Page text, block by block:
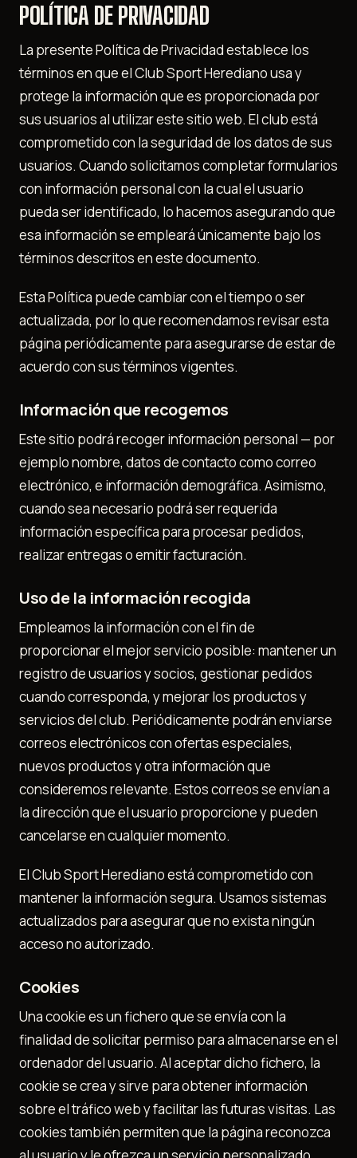
POLÍTICA DE PRIVACIDAD
La presente Política de Privacidad establece los
términos en que el Club Sport Herediano usa y
protege la información que es proporcionada por
sus usuarios al utilizar este sitio web. El club está
comprometido con la seguridad de los datos de sus
usuarios. Cuando solicitamos completar formularios
con información personal con la cual el usuario
pueda ser identificado, lo hacemos asegurando que
esa información se empleará únicamente bajo los
términos descritos en este documento.
Esta Política puede cambiar con el tiempo o ser
actualizada, por lo que recomendamos revisar esta
página periódicamente para asegurarse de estar de
acuerdo con sus términos vigentes.
Información que recogemos
Este sitio podrá recoger información personal — por
ejemplo nombre, datos de contacto como correo
electrónico, e información demográfica. Asimismo,
cuando sea necesario podrá ser requerida
información específica para procesar pedidos,
realizar entregas o emitir facturación.
Uso de la información recogida
Empleamos la información con el fin de
proporcionar el mejor servicio posible: mantener un
registro de usuarios y socios, gestionar pedidos
cuando corresponda, y mejorar los productos y
servicios del club. Periódicamente podrán enviarse
correos electrónicos con ofertas especiales,
nuevos productos y otra información que
consideremos relevante. Estos correos se envían a
la dirección que el usuario proporcione y pueden
cancelarse en cualquier momento.
El Club Sport Herediano está comprometido con
mantener la información segura. Usamos sistemas
actualizados para asegurar que no exista ningún
acceso no autorizado.
Cookies
Una cookie es un fichero que se envía con la
finalidad de solicitar permiso para almacenarse en el
ordenador del usuario. Al aceptar dicho fichero, la
cookie se crea y sirve para obtener información
sobre el tráfico web y facilitar las futuras visitas. Las
cookies también permiten que la página reconozca